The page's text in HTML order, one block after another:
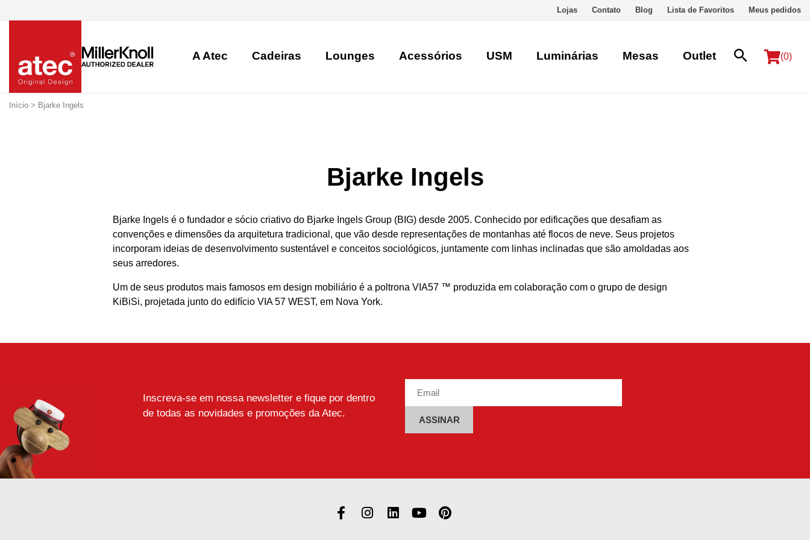
Lojas Contato Blog Lista de Favoritos Meus pedidos
A Atec Cadeiras Lounges Acessórios USM Luminárias Mesas Outlet (0)
Início > Bjarke Ingels
Bjarke Ingels
Bjarke Ingels é o fundador e sócio criativo do Bjarke Ingels Group (BIG) desde 2005. Conhecido por edificações que desafiam as
convenções e dimensões da arquitetura tradicional, que vão desde representações de montanhas até flocos de neve. Seus projetos
incorporam ideias de desenvolvimento sustentável e conceitos sociológicos, juntamente com linhas inclinadas que são amoldadas aos
seus arredores.
Um de seus produtos mais famosos em design mobiliário é a poltrona VIA57 ™ produzida em colaboração com o grupo de design
KiBiSi, projetada junto do edifício VIA 57 WEST, em Nova York.
Inscreva-se em nossa newsletter e fique por dentro
de todas as novidades e promoções da Atec.